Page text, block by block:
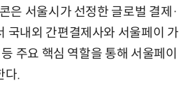
은 서울시가 선정한 글로벌 결제·
국내외 간편결제사와 서울페이 가
주요 핵심 역할을 통해 서울페이
다.